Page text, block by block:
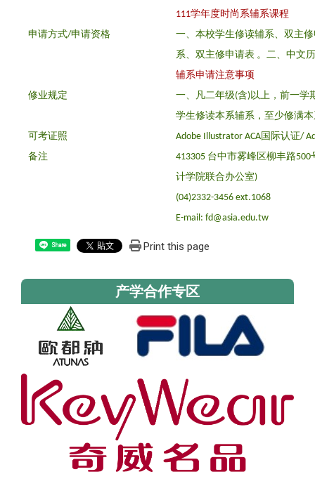
111学年度时尚系辅系课程
申请方式/申请资格
一、本校学生修读辅系、双主
系、双主修申请表 。 二、中文
辅系申请注意事项
修业规定
一、凡二年级(含)以上，前一学
学生修读本系辅系，至少修满
可考证照
Adobe Illustrator ACA国际认证/
备注
413305 台中市雾峰区柳丰路
计学院联合办公室)
(04)2332-3456 ext.1068
E-mail: fd@asia.edu.tw
Share Print this page
产学合作专区